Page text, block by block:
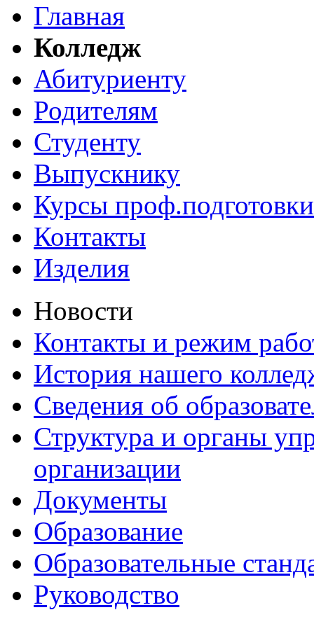
Главная
Колледж
Абитуриенту
Родителям
Студенту
Выпускнику
Курсы проф.подготовки
Контакты
Изделия
Новости
Контакты и режим
История нашего
Сведения об
Структура и органы
организации
Документы
Образование
Образовательные
Руководство